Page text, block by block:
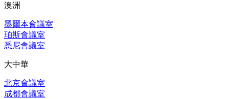
澳洲
墨爾本會議室
珀斯會議室
悉尼會議室
大中華
北京會議室
成都會議室